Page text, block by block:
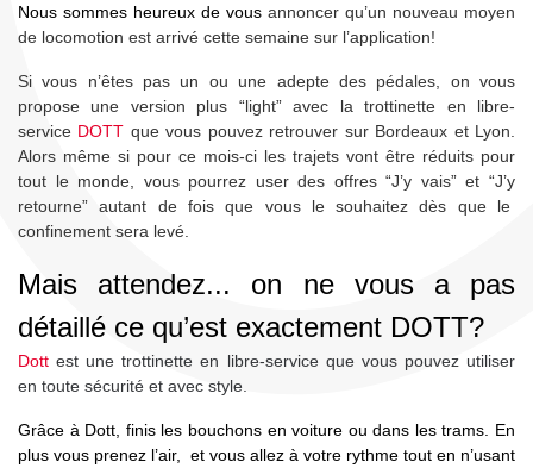
Nous sommes heureux de vous annoncer qu’un nouveau moyen
de locomotion est arrivé cette semaine sur l’application!
Si vous n’êtes pas un ou une adepte des pédales, on vous
propose une version plus “light” avec la trottinette en libre-
service DOTT que vous pouvez retrouver sur Bordeaux et Lyon.
Alors même si pour ce mois-ci les trajets vont être réduits pour
tout le monde, vous pourrez user des offres “J’y vais” et “J’y
retourne” autant de fois que vous le souhaitez dès que le
confinement sera levé.
Mais attendez... on ne vous a pas
détaillé ce qu’est exactement DOTT?
Dott est une trottinette en libre-service que vous pouvez utiliser
en toute sécurité et avec style.
Grâce à Dott, finis les bouchons en voiture ou dans les trams. En
plus vous prenez l’air, et vous allez à votre rythme tout en n’usant